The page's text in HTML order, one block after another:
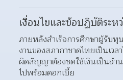
เงื่อนไขและข้อปฏิบัติระห
ภายหลังสำเร็จการศึกษาผู้รับ
งานของสภากาชาดไทยเป็นเว
ผิดสัญญาต้องชดใช้เงินเป็นจำ
ไปพร้อมดอกเบี้ย